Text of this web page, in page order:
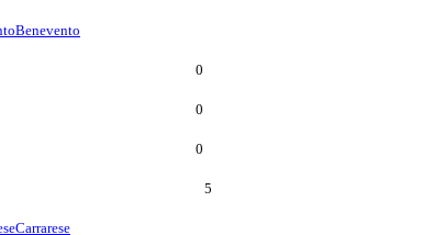
Benevento
0
0
0
5
Carrarese